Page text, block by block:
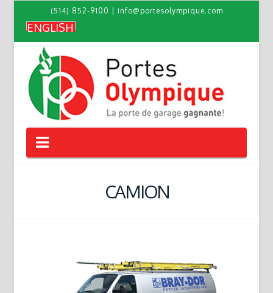
(514) 852-9100 info@portesolympique.com
ENGLISH
Navigation
CAMION